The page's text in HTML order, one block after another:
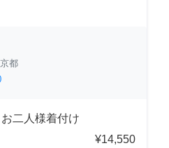
都
二人様着付け
¥14,550